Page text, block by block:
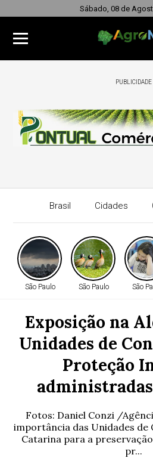
Sábado, 08 de
PUBLICIDADE
Brasil Cidades
São Paulo São Paulo São
Exposição na
Unidades de
Proteção
Fotos: Daniel Conzi /
importância das Unidades de
Catarina para a
pr...